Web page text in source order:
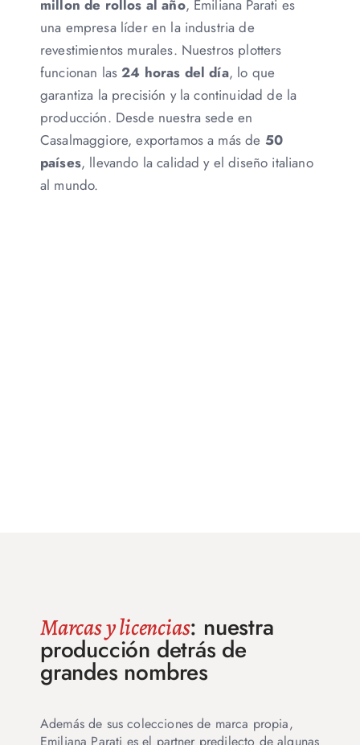
millon de rollos al año, Emiliana Parati es
una empresa líder en la industria de
revestimientos murales. Nuestros plotters
funcionan las24 horas del día, lo que
garantiza la precisión y la continuidad de la
producción. Desde nuestra sede en
Casalmaggiore, exportamos a más de 50
países, llevando la calidad y el diseño italiano
al mundo.
Marcas y licencias: nuestra
producción detrás de
grandes nombres
Además de sus colecciones de marca propia,
Emiliana Parati es el partner predilecto de algunas